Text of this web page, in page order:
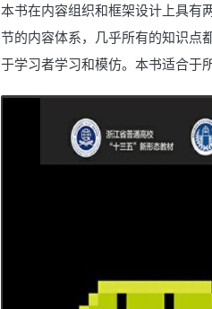
本书在内容组织和框架设计上具有
节的内容体系，几乎所有的知识点
于学习者学习和模仿。本书适合于